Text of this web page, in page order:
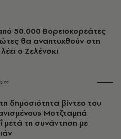
50.000 Βορειοκορεάτες
θα αναπτυχθούν στη
ο Ζελένσκι
δημοσιότητα βίντεο του
Μοτζταμπά
μετά τη συνάντηση με